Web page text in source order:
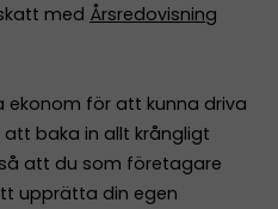
med Årsredovisning
ekonom för att kunna driva
baka in allt krångligt
att du som företagare
upprätta din egen